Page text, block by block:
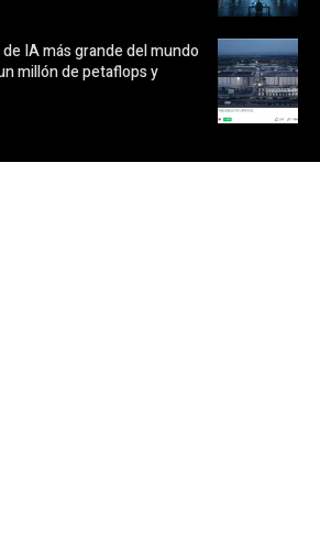
IA más grande del mundo
millón de petaflops y